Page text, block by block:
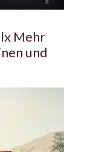
lx Mehr
und